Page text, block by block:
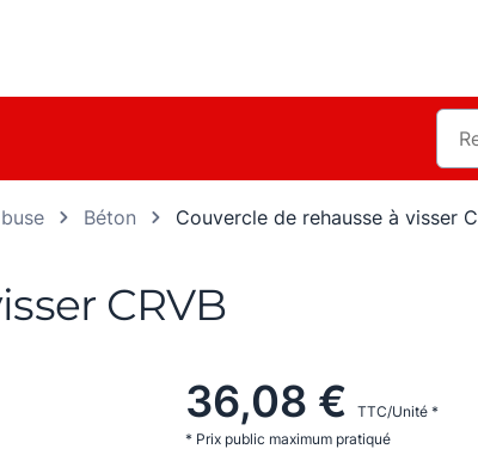
Béton Couvercle de rehausse à visser C
CRVB
36,08 €
TTC/Unité *
* Prix public maximum pratiqué